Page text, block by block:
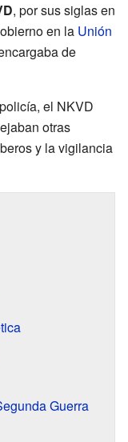
, por sus siglas en
en la Unión
de
el NKVD
otras
y la vigilancia
Guerra